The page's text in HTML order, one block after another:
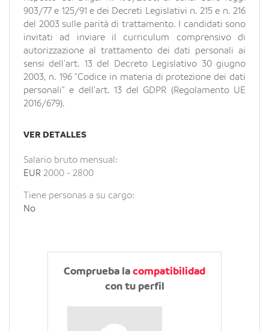
903/77 e 125/91 e dei Decreti Legislativi n. 215 e n. 216
del 2003 sulle parità di trattamento. I candidati sono
invitati ad inviare il curriculum comprensivo di
autorizzazione al trattamento dei dati personali ai
sensi dell'art. 13 del Decreto Legislativo 30 giugno
2003, n. 196 "Codice in materia di protezione dei dati
personali" e dell'art. 13 del GDPR (Regolamento UE
2016/679).
VER DETALLES
Salario bruto mensual:
EUR 2000 - 2800
Tiene personas a su cargo:
No
Comprueba la compatibilidad
con tu perfil